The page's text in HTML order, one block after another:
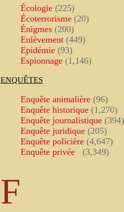
Écologie (225)
Écoterrorisme (20)
Énigmes (200)
Enlèvement (449)
Epidémie (93)
Espionnage (1,146)
ENQUÊTES
Enquête animalière (96)
Enquête historique (1,270)
Enquête journalistique (394)
Enquête juridique (205)
Enquête policière (4,647)
Enquête privée
(3,349)
F